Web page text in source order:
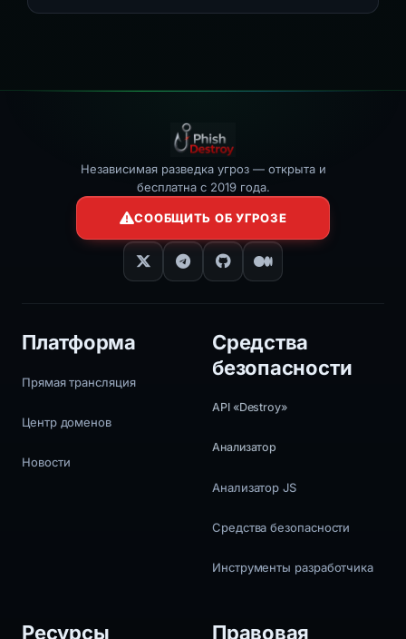
Независимая разведка угроз — открыта и
бесплатна с 2019 года.
СООБЩИТЬ ОБ УГРОЗЕ
Платформа
Прямая трансляция
Центр доменов
Новости
Средства
безопасности
API «Destroy»
Анализатор
Анализатор JS
Средства безопасности
Инструменты разработчика
Ресурсы Правовая